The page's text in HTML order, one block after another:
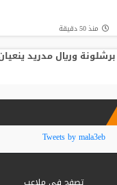
منذ 50 دقيقة
برشلونة وريال مدريد
الفيصلي والوحدات في قمة
من الدوري الأردني
Tweets by mala3eb